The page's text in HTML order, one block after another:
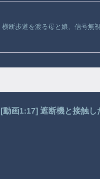
横断歩道を渡る母と娘、信号無
[動画1:17] 遮断機と接触